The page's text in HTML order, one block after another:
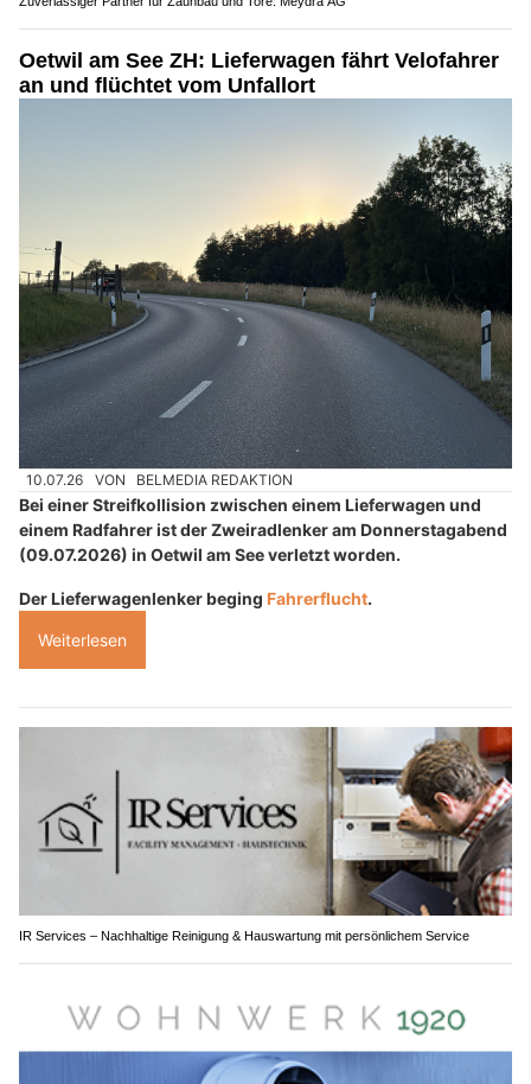
Oetwil am See ZH: Lieferwagen fährt Velofahrer
an und flüchtet vom Unfallort
10.07.26 VON BELMEDIA REDAKTION
Bei einer Streifkollision zwischen einem Lieferwagen und
einem Radfahrer ist der Zweiradlenker am Donnerstagabend
(09.07.2026) in Oetwil am See verletzt worden.
Der Lieferwagenlenker beging Fahrerflucht.
Weiterlesen
IR Services – Nachhaltige Reinigung & Hauswartung mit persönlichem Service